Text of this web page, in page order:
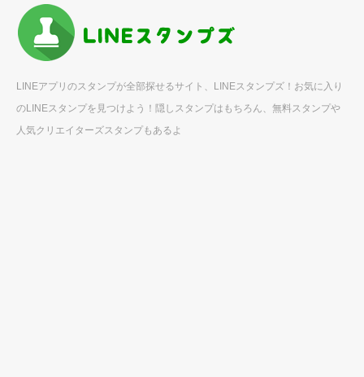
LINEアプリのスタンプが全部探せるサイト、LINEスタンプズ！お気に入り
のLINEスタンプを見つけよう！隠しスタンプはもちろん、無料スタンプや
人気クリエイターズスタンプもあるよ